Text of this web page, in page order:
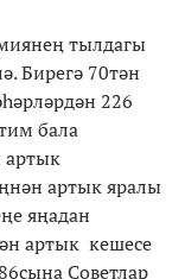
тылдагы
Бирегә 70тән
226
бала
артык
артык яралы
яңадан
артык кешесе
Советлар